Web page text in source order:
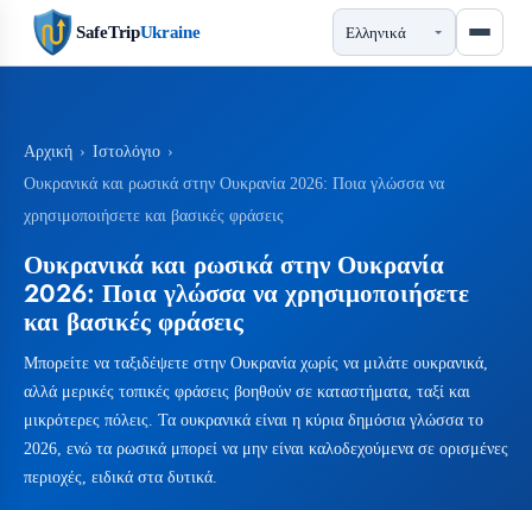
SafeTripUkraine
Αρχική › Ιστολόγιο ›
Ουκρανικά και ρωσικά στην Ουκρανία 2026: Ποια γλώσσα να
χρησιμοποιήσετε και βασικές φράσεις
Ουκρανικά και ρωσικά στην Ουκρανία
2026: Ποια γλώσσα να χρησιμοποιήσετε
και βασικές φράσεις
Μπορείτε να ταξιδέψετε στην Ουκρανία χωρίς να μιλάτε ουκρανικά,
αλλά μερικές τοπικές φράσεις βοηθούν σε καταστήματα, ταξί και
μικρότερες πόλεις. Τα ουκρανικά είναι η κύρια δημόσια γλώσσα το
2026, ενώ τα ρωσικά μπορεί να μην είναι καλοδεχούμενα σε ορισμένες
περιοχές, ειδικά στα δυτικά.